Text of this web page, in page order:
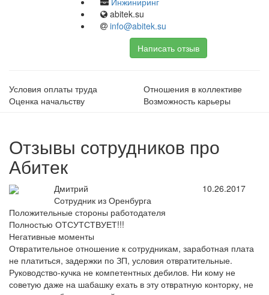
abitek.su
info@abitek.su
Написать отзыв
Условия оплаты труда
Отношения в коллективе
Оценка начальству
Возможность карьеры
Отзывы сотрудников про
Абитек
Дмитрий
Сотрудник из Оренбурга
10.26.2017
Положительные стороны работодателя
Полностью ОТСУТСТВУЕТ!!!
Негативные моменты
Отвратительное отношение к сотрудникам, заработная плата
не платиться, задержки по ЗП, условия отвратительные.
Руководство-кучка не компетентных дебилов. Ни кому не
советую даже на шабашку ехать в эту отвратную конторку, не